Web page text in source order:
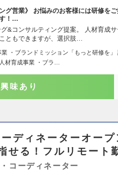
グ営業》 お悩みのお客様には研修を
！…
&コンサルティング提案。 人材育成
ともできますが、選択肢…
・ブランドミッション「もっと研修を」
材育成事業 ・ブラ…
興味あり
ーディネーターオー
せる！フルリモート
コーディネーター